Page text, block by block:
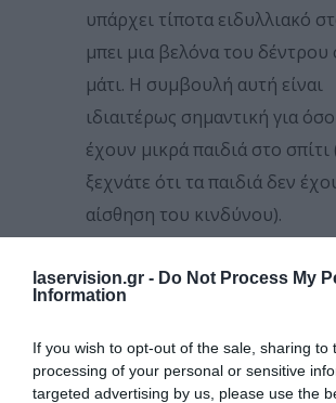
laservision.gr - Do Not Process My
Information
If you wish to opt-out of the sale, sharing to
processing of your personal or sensitive
targeted advertising by us, please use the
υπάρχει τίποτα ειδυλλιακό
μπει μια βελόνα του δέντρου
μάτι. Η συμβουλή αυτή είναι
ιδιαιτέρως σημαντική για
έχουν μικρά παιδιά στο σπίτι
ξεχνάτε ότι τα παιδιά δεν
αίσθηση του κινδύνου).
Επιστήμονες από το
δύο χρόνια μελέτη σε
αντιπροσωπευτικό δείγμα